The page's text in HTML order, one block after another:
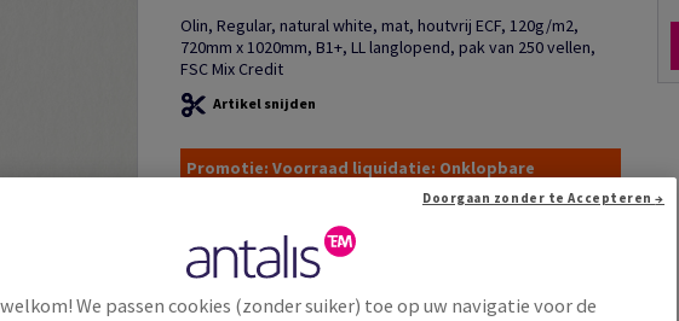
Olin, Regular, natural white, mat, houtvrij ECF, 120g/m2,
720mm x 1020mm, B1+, LL langlopend, pak van 250 vellen,
FSC Mix Credit
Artikel snijden
Promotie: Voorraad liquidatie: Onklopbare
Extra productinformatie
We passen cookies (zonder suiker) toe op uw navigatie voor de
Doorgaan zonder te Accepteren →